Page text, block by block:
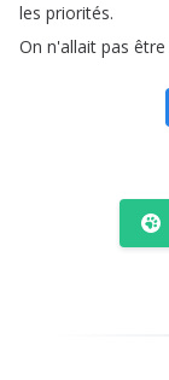
les priorités.
On n'allait pas être